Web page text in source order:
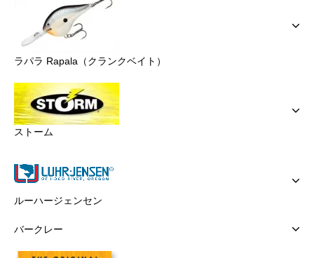
ラパラ Rapala（クランクベイト）
ストーム
ルーハージェンセン
バークレー